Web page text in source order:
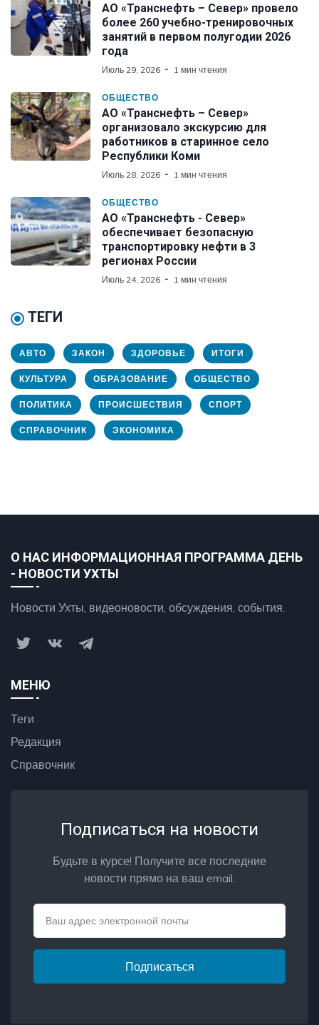
АО «Транснефть – Север» провело
более 260 учебно-тренировочных
занятий в первом полугодии 2026
года
Июль 29, 2026 1 мин чтения
ОБЩЕСТВО
АО «Транснефть – Север»
организовало экскурсию для
работников в старинное село
Республики Коми
Июль 28, 2026 1 мин чтения
ОБЩЕСТВО
АО «Транснефть - Север»
обеспечивает безопасную
транспортировку нефти в 3
регионах России
Июль 24, 2026 1 мин чтения
ТЕГИ
АВТО ЗАКОН ЗДОРОВЬЕ ИТОГИ
КУЛЬТУРА ОБРАЗОВАНИЕ ОБЩЕСТВО
ПОЛИТИКА ПРОИСШЕСТВИЯ СПОРТ
СПРАВОЧНИК ЭКОНОМИКА
О НАС ИНФОРМАЦИОННАЯ ПРОГРАММА ДЕНЬ
- НОВОСТИ УХТЫ
Новости Ухты, видеоновости, обсуждения, события.
МЕНЮ
Теги
Редакция
Справочник
Подписаться на новости
Будьте в курсе! Получите все последние
новости прямо на ваш email.
Подписаться